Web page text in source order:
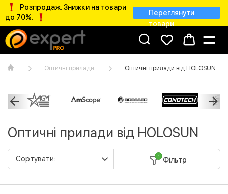
Розпродаж. Знижки на товари
до 70%.
Переглянути
товари
Оптичні прилади Оптичні прилади від HOLOSUN
Оптичні прилади від HOLOSUN
1 Фільтр